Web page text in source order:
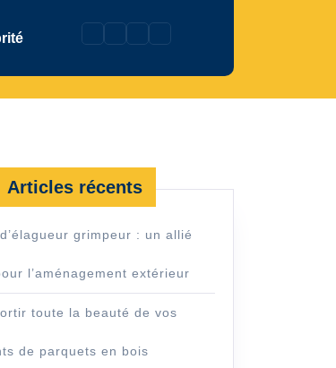
Articles récents
grimpeur : un allié
l’aménagement extérieur
toute la beauté de vos
de parquets en bois